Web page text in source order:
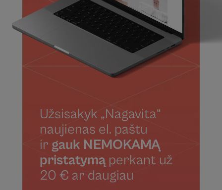
Užsisakyk „Nagavita“
naujienas el. paštu
ir gauk NEMOKAMĄ
pristatymąperkant už
20 € ar daugiau